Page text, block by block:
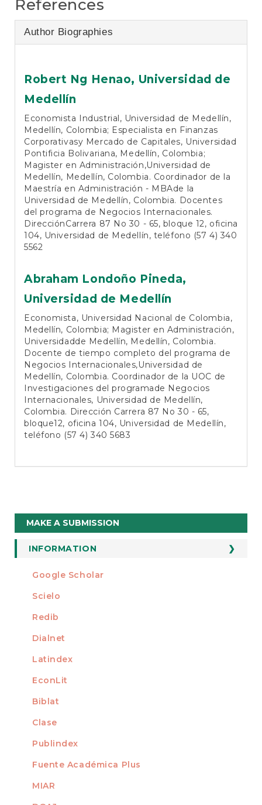
References
Author Biographies
Robert Ng Henao, Universidad de
Medellín
Economista Industrial, Universidad de Medellín,
Medellín, Colombia; Especialista en Finanzas
Corporativasy Mercado de Capitales, Universidad
Pontificia Bolivariana, Medellín, Colombia;
Magister en Administración,Universidad de
Medellín, Medellín, Colombia. Coordinador de la
Maestría en Administración - MBAde la
Universidad de Medellín, Colombia. Docentes
del programa de Negocios Internacionales.
DirecciónCarrera 87 No 30 - 65, bloque 12, oficina
104, Universidad de Medellín, teléfono (57 4) 340
5562
Abraham Londoño Pineda,
Universidad de Medellín
Economista, Universidad Nacional de Colombia,
Medellín, Colombia; Magister en Administración,
Universidadde Medellín, Medellín, Colombia.
Docente de tiempo completo del programa de
Negocios Internacionales,Universidad de
Medellín, Colombia. Coordinador de la UOC de
Investigaciones del programade Negocios
Internacionales, Universidad de Medellín,
Colombia. Dirección Carrera 87 No 30 - 65,
bloque12, oficina 104, Universidad de Medellín,
teléfono (57 4) 340 5683
Make
a
Submission
MAKE A SUBMISSION
INFORMATION
For Readers
For Librarians
INDEXED AT
Google Scholar
Scielo
Redib
Dialnet
Latindex
EconLit
Biblat
Clase
Publindex
Fuente Académica Plus
MIAR